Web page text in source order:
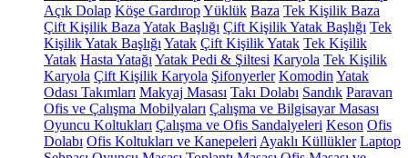
Açık Dolap Köşe GardıropYüklük Baza Tek Kişilik Baza
Çift Kişilik Baza Yatak Başlığı Çift Kişilik Yatak Başlığı Tek
Kişilik Yatak Başlığı Yatak Çift Kişilik Yatak Tek Kişilik
Yatak Hasta Yatağı Yatak Pedi & Şiltesi Karyola Tek Kişilik
Karyola Çift Kişilik Karyola Şifonyerler Komodin Yatak
Odası Takımları Makyaj Masası Takı Dolabı Sandık Paravan
Ofis ve Çalışma Mobilyaları Çalışma ve Bilgisayar Masası
Oyuncu Koltukları Çalışma ve Ofis Sandalyeleri Keson Ofis
Dolabı Ofis Koltukları ve Kanepeleri Ayaklı Küllükler Laptop